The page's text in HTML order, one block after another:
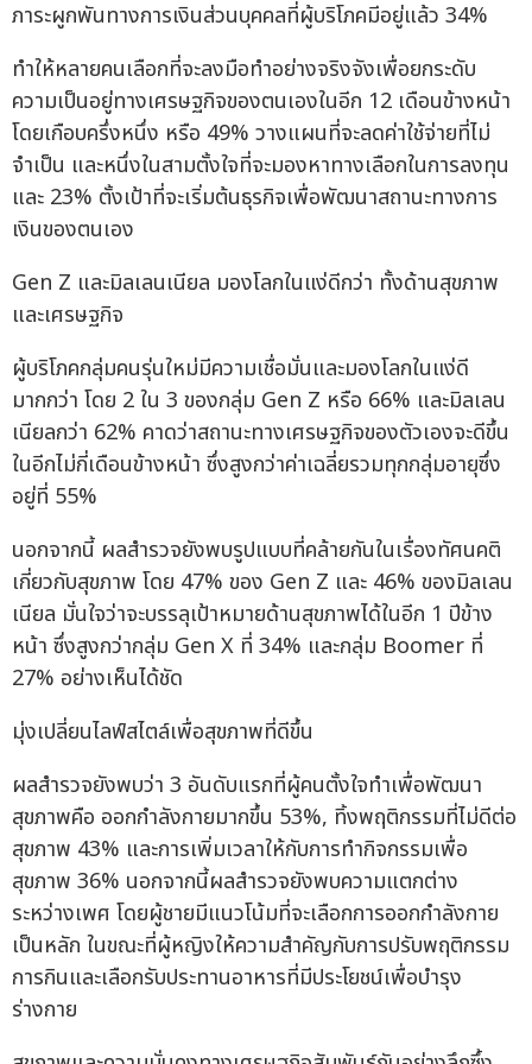
ภาระผูกพันทางการเงินส่วนบุคคลที่ผู้บริโภคมีอยู่แล้ว 34%
ทำให้หลายคนเลือกที่จะลงมือทำอย่างจริงจังเพื่อยกระดับ
ความเป็นอยู่ทางเศรษฐกิจของตนเองในอีก 12 เดือนข้างหน้า
โดยเกือบครึ่งหนึ่ง หรือ 49% วางแผนที่จะลดค่าใช้จ่ายที่ไม่
จำเป็น และหนึ่งในสามตั้งใจที่จะมองหาทางเลือกในการลงทุน
และ 23% ตั้งเป้าที่จะเริ่มต้นธุรกิจเพื่อพัฒนาสถานะทางการ
เงินของตนเอง
Gen Z และมิลเลนเนียล มองโลกในแง่ดีกว่า ทั้งด้านสุขภาพ
และเศรษฐกิจ
ผู้บริโภคกลุ่มคนรุ่นใหม่มีความเชื่อมั่นและมองโลกในแง่ดี
มากกว่า โดย 2 ใน 3 ของกลุ่ม Gen Z หรือ 66% และมิลเลน
เนียลกว่า 62% คาดว่าสถานะทางเศรษฐกิจของตัวเองจะดีขึ้น
ในอีกไม่กี่เดือนข้างหน้า ซึ่งสูงกว่าค่าเฉลี่ยรวมทุกกลุ่มอายุซึ่ง
อยู่ที่ 55%
นอกจากนี้ ผลสำรวจยังพบรูปแบบที่คล้ายกันในเรื่องทัศนคติ
เกี่ยวกับสุขภาพ โดย 47% ของ Gen Z และ 46% ของมิลเลน
เนียล มั่นใจว่าจะบรรลุเป้าหมายด้านสุขภาพได้ในอีก 1 ปีข้าง
หน้า ซึ่งสูงกว่ากลุ่ม Gen X ที่ 34% และกลุ่ม Boomer ที่
27% อย่างเห็นได้ชัด
มุ่งเปลี่ยนไลฟ์สไตล์เพื่อสุขภาพที่ดีขึ้น
ผลสำรวจยังพบว่า 3 อันดับแรกที่ผู้คนตั้งใจทำเพื่อพัฒนา
สุขภาพคือ ออกกำลังกายมากขึ้น 53%, ทิ้งพฤติกรรมที่ไม่ดีต่อ
สุขภาพ 43% และการเพิ่มเวลาให้กับการทำกิจกรรมเพื่อ
สุขภาพ 36% นอกจากนี้ผลสำรวจยังพบความแตกต่าง
ระหว่างเพศ โดยผู้ชายมีแนวโน้มที่จะเลือกการออกกำลังกาย
เป็นหลัก ในขณะที่ผู้หญิงให้ความสำคัญกับการปรับพฤติกรรม
การกินและเลือกรับประทานอาหารที่มีประโยชน์เพื่อบำรุง
ร่างกาย